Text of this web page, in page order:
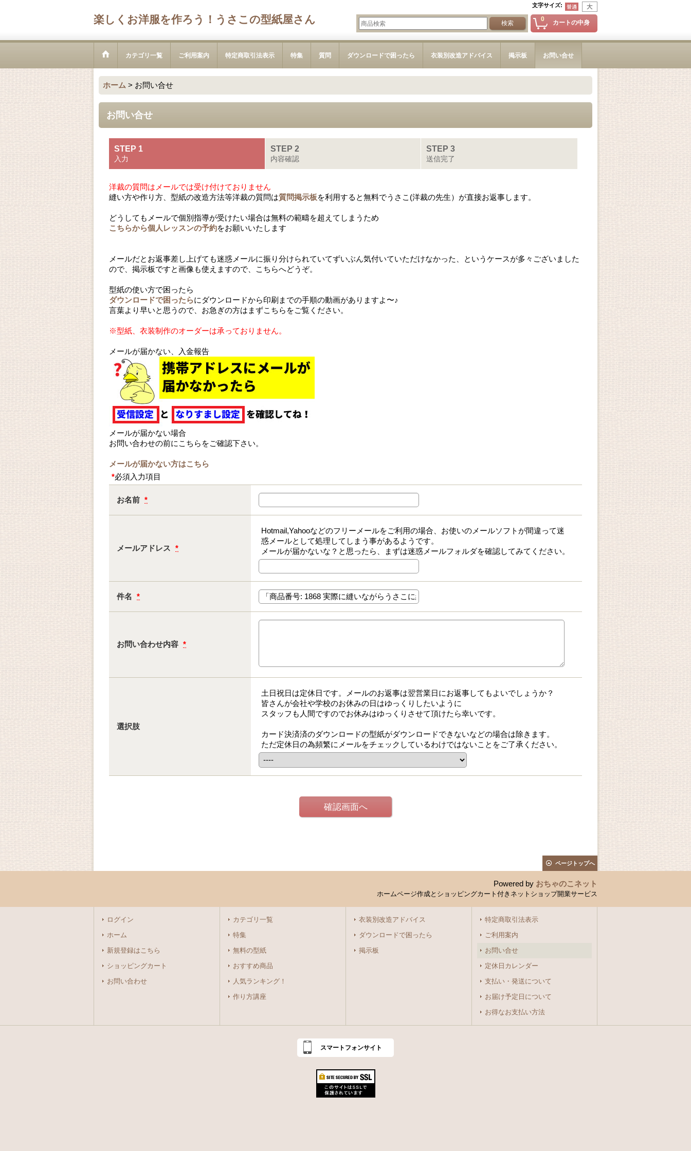
文字サイズ:
楽しくお洋服を作ろう！うさこの型紙屋さん 0 カートの中身
カテゴリ一覧 ご利用案内 特定商取引法表示 特集 質問 ダウンロードで困ったら 衣装別改造アドバイス 掲示板 お問い合せ
ホーム > お問い合せ
お問い合せ
STEP 1
入力
STEP 2
内容確認
STEP 3
送信完了
洋裁の質問はメールでは受け付けておりません
縫い方や作り方、型紙の改造方法等洋裁の質問は質問掲示板を利用すると無料でうさこ(洋裁の先生）が直接お返事します。
どうしてもメールで個別指導が受けたい場合は無料の範疇を超えてしまうため
こちらから個人レッスンの予約をお願いいたします
メールだとお返事差し上げても迷惑メールに振り分けられていてずいぶん気付いていただけなかった、というケースが多々ございました
ので、掲示板ですと画像も使えますので、こちらへどうぞ。
型紙の使い方で困ったら
ダウンロードで困ったらにダウンロードから印刷までの手順の動画がありますよ〜♪
言葉より早いと思うので、お急ぎの方はまずこちらをご覧ください。
※型紙、衣装制作のオーダーは承っておりません。
メールが届かない、入金報告
メールが届かない場合
お問い合わせの前にこちらをご確認下さい。
メールが届かない方はこちら
*必須入力項目
お名前 *
メールアドレス *
Hotmail,Yahooなどのフリーメールをご利用の場合、お使いのメールソフトが間違って迷
惑メールとして処理してしまう事があるようです。
メールが届かないな？と思ったら、まずは迷惑メールフォルダを確認してみてください。
件名 *
お問い合わせ内容 *
選択肢
土日祝日は定休日です。メールのお返事は翌営業日にお返事してもよいでしょうか？
皆さんが会社や学校のお休みの日はゆっくりしたいように
スタッフも人間ですのでお休みはゆっくりさせて頂けたら幸いです。
カード決済済のダウンロードの型紙がダウンロードできないなどの場合は除きます。
ただ定休日の為頻繁にメールをチェックしているわけではないことをご了承ください。
ページトップへ
Powered by おちゃのこネット
ホームページ作成とショッピングカート付きネットショップ開業サービス
ログイン
ホーム
新規登録はこちら
ショッピングカート
お問い合わせ
カテゴリ一覧
特集
無料の型紙
おすすめ商品
人気ランキング！
作り方講座
衣装別改造アドバイス
ダウンロードで困ったら
掲示板
特定商取引法表示
ご利用案内
お問い合せ
定休日カレンダー
支払い・発送について
お届け予定日について
お得なお支払い方法
スマートフォンサイト